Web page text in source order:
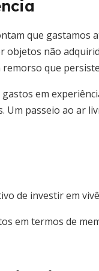
que gastamos
objetos não
que
em
Um passeio ao ar
de investir em
em termos de